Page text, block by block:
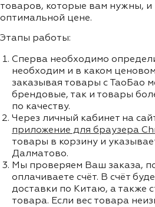
товаров, которые вам нужны,
оптимальной цене.
Этапы работы:
Сперва необходимо
необходим и в каком
заказывая товары с ТаоБао
брендовые, так и товары
по качеству.
Через личный кабинет на
приложение для браузера
товары в корзину и
Далматово.
Мы проверяем Ваш заказа,
оплачиваете счёт. В счёт
доставки по Китаю, а также
товара. Если вес товара